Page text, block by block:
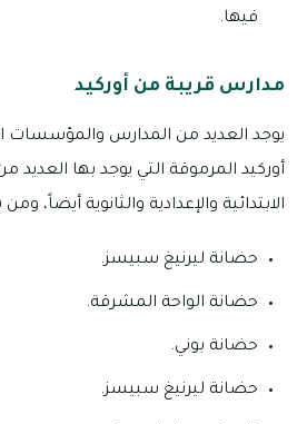
فيها.
مدارس قريبة من أوركيد
يوجد العديد من المدارس والمؤسسات
أوركيد المرموقة التي يوجد بها العديد
الابتدائية والإعدادية والثانوية أيضاً،
حضانة ليرنيغ سبيسز.
حضانة الواحة المشرقة.
حضانة بوني.
حضانة ليرنيغ سبيسز.